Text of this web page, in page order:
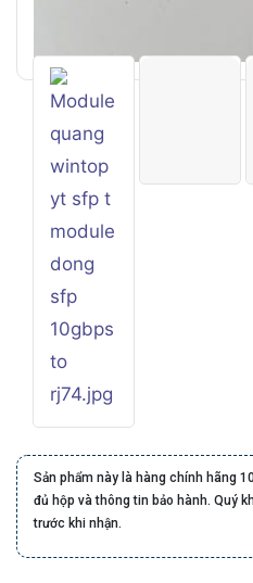
Sản phẩm này là hàng chính hãng
đủ hộp và thông tin bảo hành. Quý
trước khi nhận.